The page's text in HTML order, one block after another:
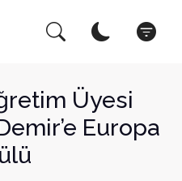
Üyesi
Europa
Kapat